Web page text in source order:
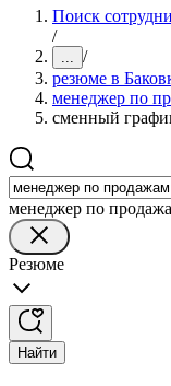
Поиск
/
... /
резюме в
менеджер по
сменный
менеджер по
Резюме
Найти